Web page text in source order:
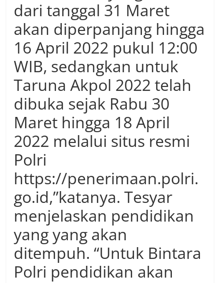
dari tanggal 31 Maret
akan diperpanjang hingga
16 April 2022 pukul 12:00
WIB, sedangkan untuk
Taruna Akpol 2022 telah
dibuka sejak Rabu 30
Maret hingga 18 April
2022 melalui situs resmi
Polri
https://penerimaan.polri.
go.id,”katanya. Tesyar
menjelaskan pendidikan
yang yang akan
ditempuh. “Untuk Bintara
Polri pendidikan akan